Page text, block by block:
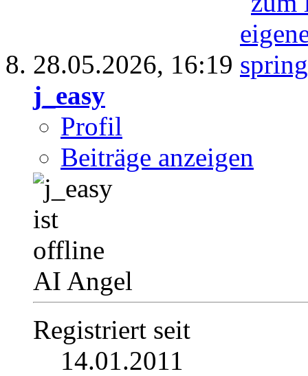
28.05.2026, 16:19
j_easy
Profil
Beiträge anzeigen
AI Angel
Registriert seit
14.01.2011